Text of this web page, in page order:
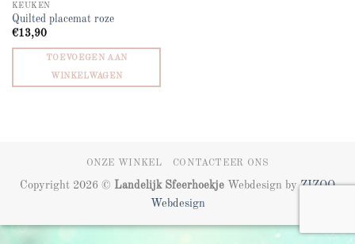
KEUKEN
Quilted placemat roze
€13,90
TOEVOEGEN AAN
WINKELWAGEN
ONZE WINKEL CONTACTEER ONS
Copyright 2026 © Landelijk Sfeerhoekje Webdesign byZIZOO
Webdesign